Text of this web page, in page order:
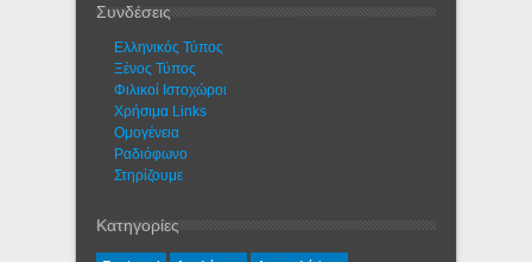
Συνδέσεις
Ελληνικός Τύπος
Ξένος Τύπος
Φιλικοί Ιστοχώροι
Χρήσιμα Links
Ομογένεια
Ραδιόφωνο
Στηρίζουμε
Κατηγορίες